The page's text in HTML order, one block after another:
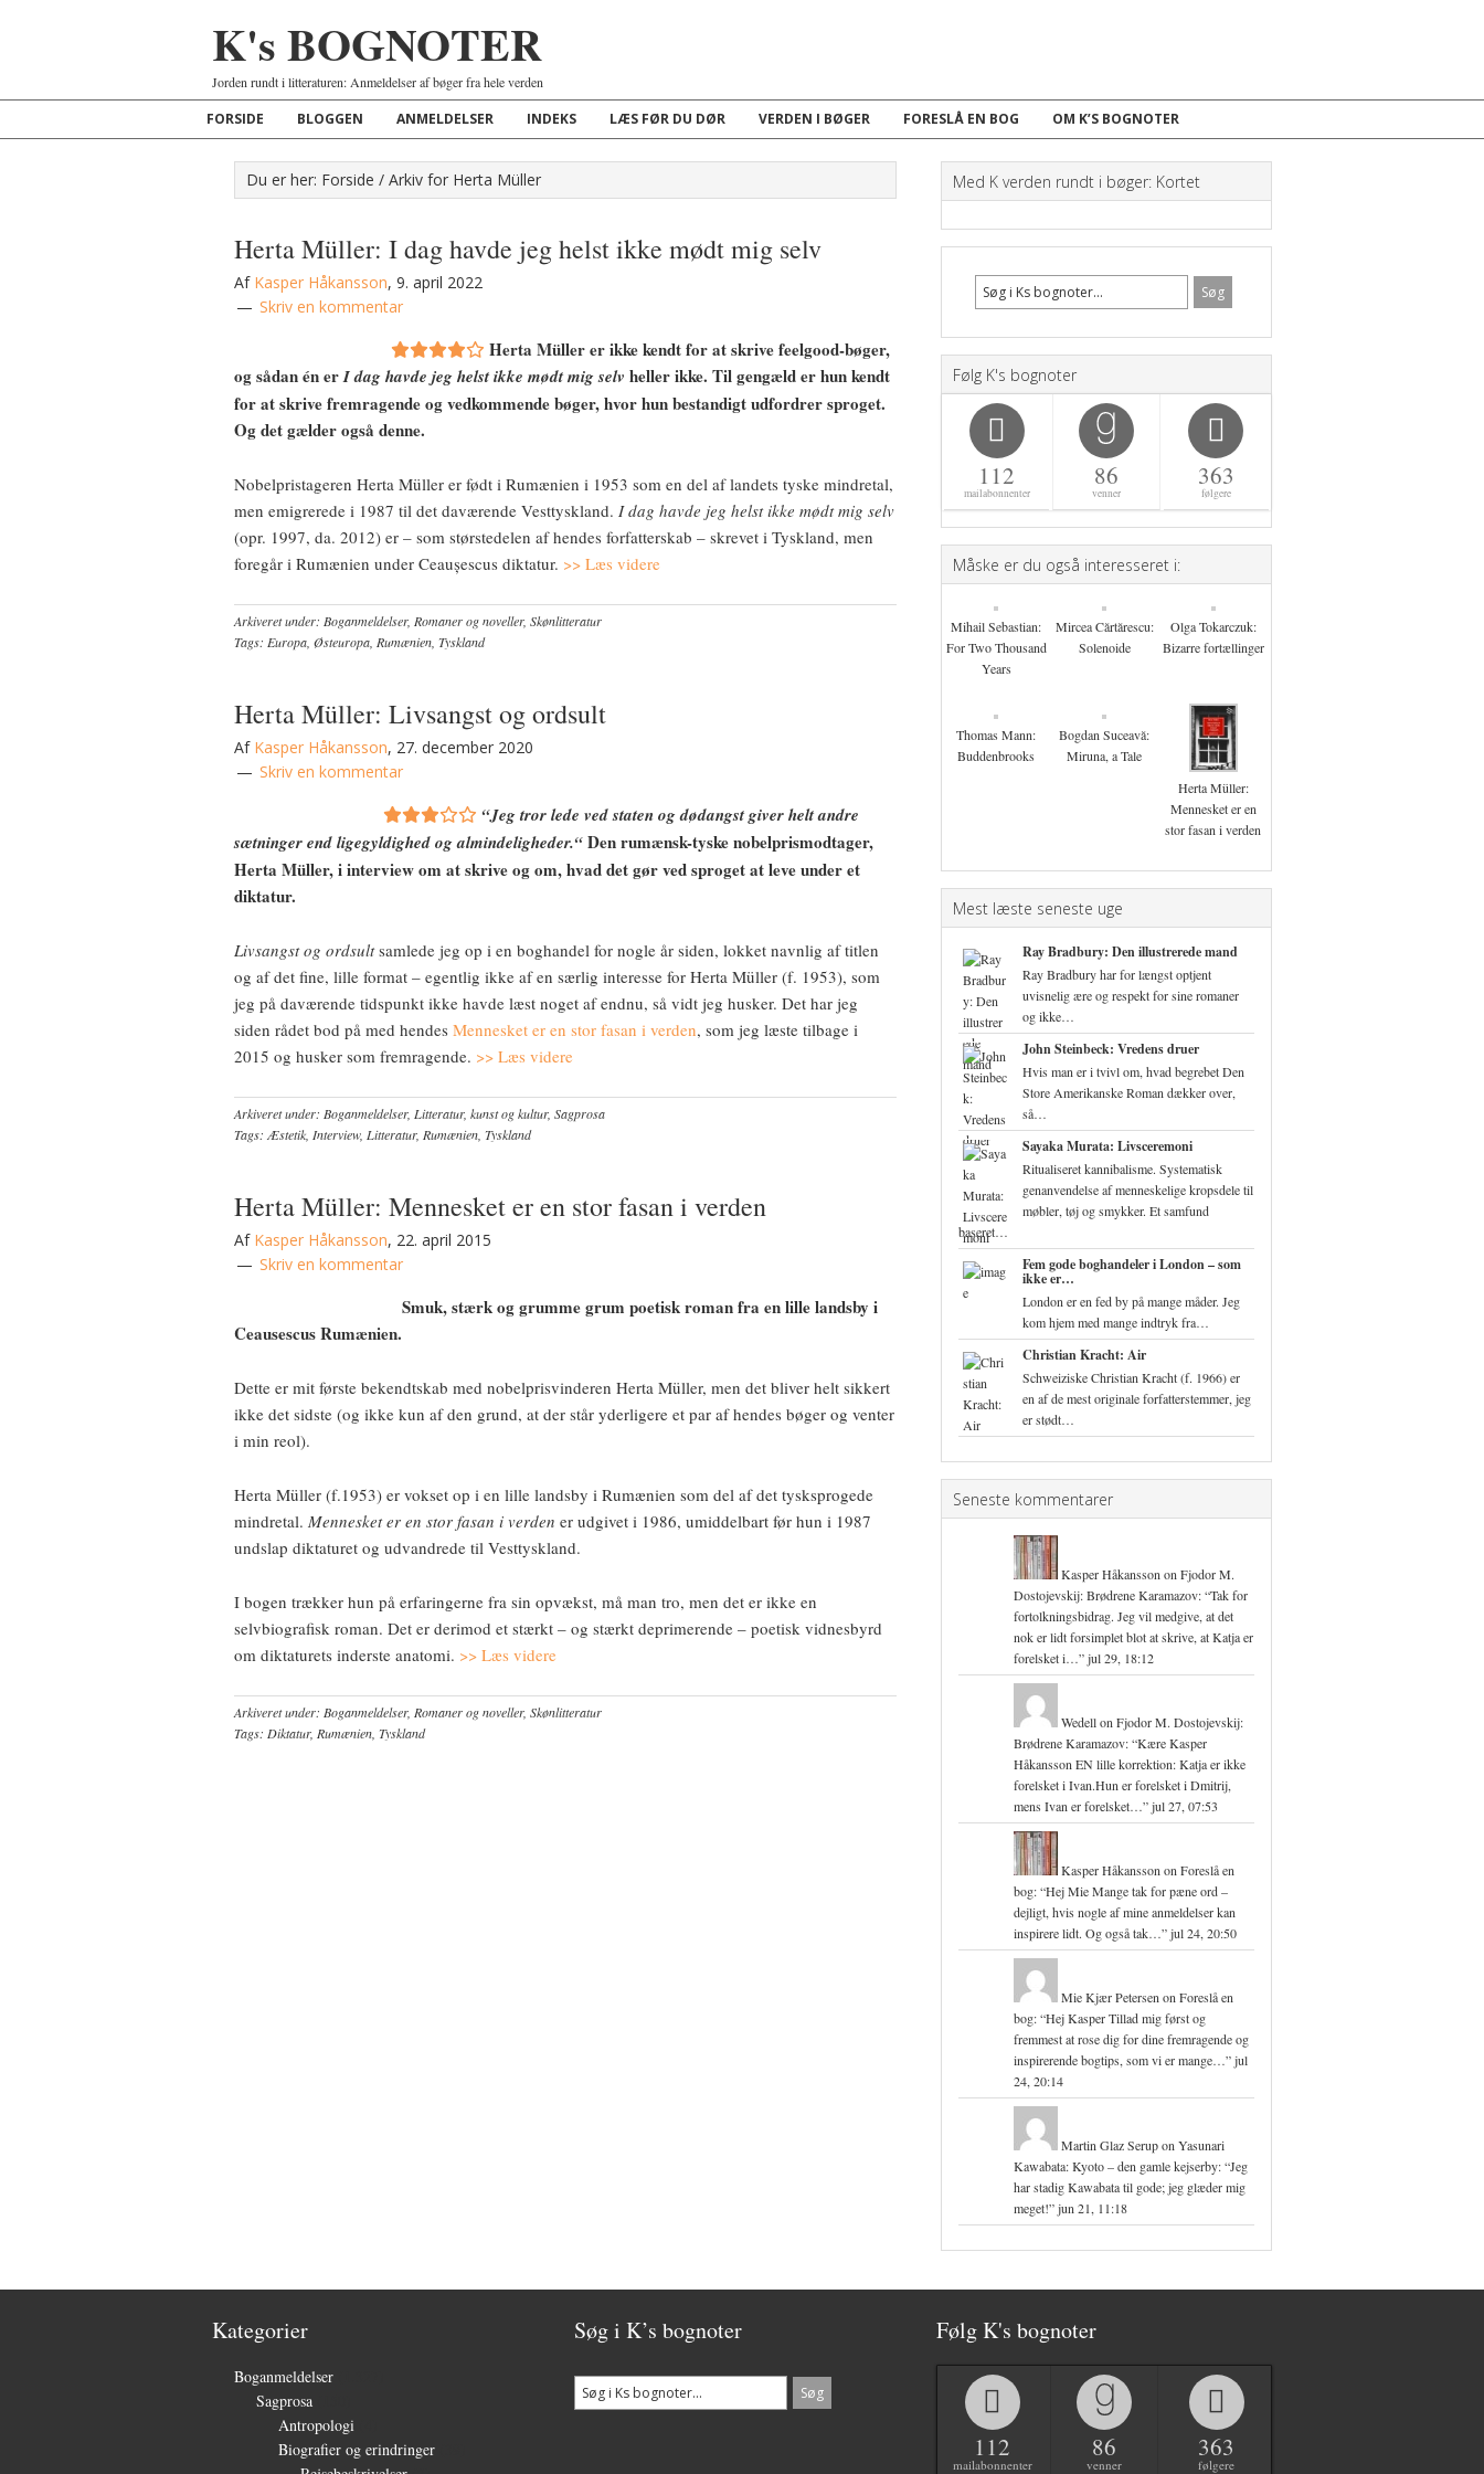
K's BOGNOTER
Jorden rundt i litteraturen: Anmeldelser af bøger fra hele verden
FORSIDE BLOGGEN ANMELDELSER INDEKS LÆS FØR DU DØR VERDEN I BØGER FORESLÅ EN BOG OM K’S BOGNOTER
Du er her: Forside / Arkiv for Herta Müller
Herta Müller: I dag havde jeg helst ikke mødt mig selv
Af Kasper Håkansson, 9. april 2022
Skriv en kommentar
Herta Müller er ikke kendt for at skrive feelgood-bøger,
og sådan én erI dag havde jeg helst ikke mødt mig selv heller ikke. Til gengæld er hun kendt
for at skrive fremragende og vedkommende bøger, hvor hun bestandigt udfordrer sproget.
Og det gælder også denne.
Nobelpristageren Herta Müller er født i Rumænien i 1953 som en del af landets tyske mindretal,
men emigrerede i 1987 til det daværende Vesttyskland. I dag havde jeg helst ikke mødt mig selv
(opr. 1997, da. 2012) er – som størstedelen af hendes forfatterskab – skrevet i Tyskland, men
foregår i Rumænien under Ceaușescus diktatur. >> Læs videre
Arkiveret under: Boganmeldelser, Romaner og noveller, Skønlitteratur
Tags: Europa Østeuropa Rumænien Tyskland
Herta Müller: Livsangst og ordsult
Af Kasper Håkansson, 27. december 2020
Skriv en kommentar
“Jeg tror lede ved staten og dødangst giver helt andre
sætninger end ligegyldighed og almindeligheder.“Den rumænsk-tyske nobelprismodtager,
Herta Müller, i interview om at skrive og om, hvad det gør ved sproget at leve under et
diktatur.
Livsangst og ordsultsamlede jeg op i en boghandel for nogle år siden, lokket navnlig af titlen
og af det fine, lille format – egentlig ikke af en særlig interesse for Herta Müller (f. 1953), som
jeg på daværende tidspunkt ikke havde læst noget af endnu, så vidt jeg husker. Det har jeg
siden rådet bod på med hendes Mennesket er en stor fasan i verden, som jeg læste tilbage i
2015 og husker som fremragende. >> Læs videre
Arkiveret under: Boganmeldelser, Litteratur, kunst og kultur, Sagprosa
Tags: Æstetik Interview, Litteratur, Rumænien Tyskland
Herta Müller: Mennesket er en stor fasan i verden
Af Kasper Håkansson, 22. april 2015
Skriv en kommentar
Smuk, stærk og grumme grum poetisk roman fra en lille landsby i
Ceausescus Rumænien.
Dette er mit første bekendtskab med nobelprisvinderen Herta Müller, men det bliver helt sikkert
ikke det sidste (og ikke kun af den grund, at der står yderligere et par af hendes bøger og venter
i min reol).
Herta Müller (f.1953) er vokset op i en lille landsby i Rumænien som del af det tysksprogede
mindretal. Mennesket er en stor fasan i verden er udgivet i 1986, umiddelbart før hun i 1987
undslap diktaturet og udvandrede til Vesttyskland.
I bogen trækker hun på erfaringerne fra sin opvækst, må man tro, men det er ikke en
selvbiografisk roman. Det er derimod et stærkt – og stærkt deprimerende – poetisk vidnesbyrd
om diktaturets inderste anatomi. >> Læs videre
Arkiveret under: Boganmeldelser, Romaner og noveller, Skønlitteratur
Tags: Diktatur, Rumænien Tyskland
Med K verden rundt i bøger: Kortet
Følg K's bognoter
112
mailabonnenter
86
venner
363
følgere
Måske er du også interesseret i:
Mihail Sebastian:
For Two Thousand
Years
Mircea Cărtărescu:
Solenoide
Olga Tokarczuk:
Bizarre fortællinger
Thomas Mann:
Buddenbrooks
Bogdan Suceavă:
Miruna, a Tale
Herta Müller:
Mennesket er en
stor fasan i verden
Mest læste seneste uge
Ray Bradbury: Den illustrerede mand
Ray Bradbury har for længst optjent
uvisnelig ære og respekt for sine romaner
og ikke…
John Steinbeck: Vredens druer
Hvis man er i tvivl om, hvad begrebet Den
Store Amerikanske Roman dækker over,
så…
Sayaka Murata: Livsceremoni
Ritualiseret kannibalisme. Systematisk
genanvendelse af menneskelige kropsdele til
møbler, tøj og smykker. Et samfund
baseret…
Fem gode boghandeler i London – som
ikke er…
London er en fed by på mange måder. Jeg
kom hjem med mange indtryk fra…
Christian Kracht: Air
Schweiziske Christian Kracht (f. 1966) er
en af de mest originale forfatterstemmer, jeg
er stødt…
Seneste kommentarer
Kasper Håkansson on Fjodor M.
Dostojevskij: Brødrene Karamazov: “Tak for
fortolkningsbidrag. Jeg vil medgive, at det
nok er lidt forsimplet blot at skrive, at Katja er
forelsket i…”jul 29, 18:12
Wedellon Fjodor M. Dostojevskij:
Brødrene Karamazov: “Kære Kasper
Håkansson EN lille korrektion: Katja er ikke
forelsket i Ivan.Hun er forelsket i Dmitrij,
mens Ivan er forelsket…”jul 27, 07:53
Kasper Håkansson on Foreslå en
bog: “Hej Mie Mange tak for pæne ord –
dejligt, hvis nogle af mine anmeldelser kan
inspirere lidt. Og også tak…”jul 24, 20:50
Mie Kjær Petersen on Foreslå en
bog: “Hej Kasper Tillad mig først og
fremmest at rose dig for dine fremragende og
inspirerende bogtips, som vi er mange…”jul
24, 20:14
Martin Glaz Serupon Yasunari
Kawabata: Kyoto – den gamle kejserby: “Jeg
har stadig Kawabata til gode; jeg glæder mig
meget!”jun 21, 11:18
Kategorier
Boganmeldelser
Sagprosa
Antropologi
Biografier og erindringer
Søg i K’s bognoter Følg K's bognoter
112
mailabonnenter
86
venner
363
følgere